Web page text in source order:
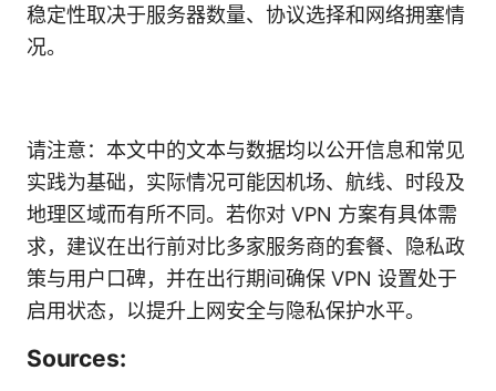
稳定性取决于服务器数量、协议选择和网络拥塞情
况。
请注意：本文中的文本与数据均以公开信息和常见
实践为基础，实际情况可能因机场、航线、时段及
地理区域而有所不同。若你对 VPN 方案有具体需
求，建议在出行前对比多家服务商的套餐、隐私政
策与用户口碑，并在出行期间确保 VPN 设置处于
启用状态，以提升上网安全与隐私保护水平。
Sources: